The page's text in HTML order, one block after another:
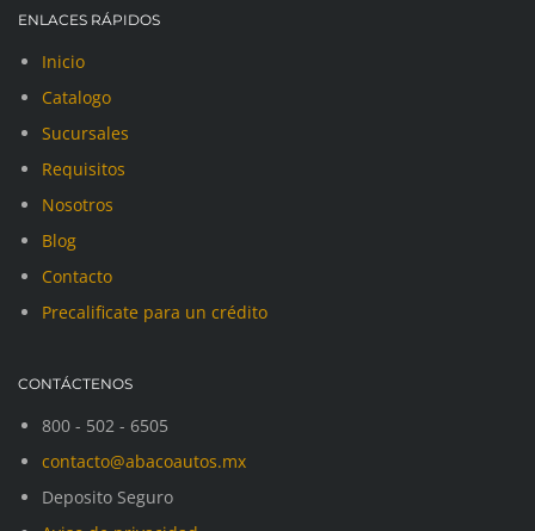
ENLACES RÁPIDOS
Inicio
Catalogo
Sucursales
Requisitos
Nosotros
Blog
Contacto
Precalificate para un crédito
CONTÁCTENOS
800 - 502 - 6505
contacto@abacoautos.mx
Deposito Seguro